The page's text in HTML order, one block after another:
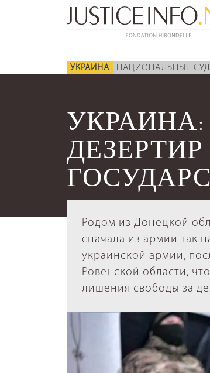
УКРАИНА НАЦИОНАЛЬНЫЕ
Родом из Донецкой
сначала из армии так
украинской армии,
Ровенской области,
лишения свободы за